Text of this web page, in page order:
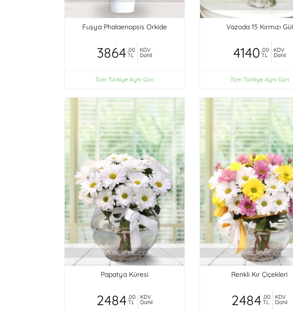
Fuşya Phalaenopsis Orkide
3864 ,00
TL
KDV
Dahil
Tüm Türkiye Aynı Gün
Vazoda 15 Kırmızı Gül
4140 ,00
TL
KDV
Dahil
Tüm Türkiye Aynı Gün
Papatya Küresi
2484 ,00
TL
KDV
Dahil
Renkli Kır Çiçekleri
2484 ,00
TL
KDV
Dahil